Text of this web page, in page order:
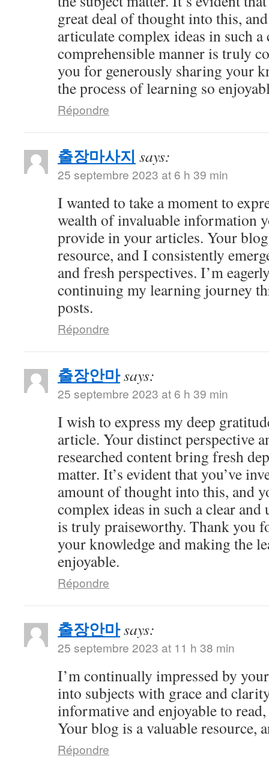
great deal of thought into this,
articulate complex ideas in such a
comprehensible manner is truly
you for generously sharing your
the process of learning so
Répondre
출장마사지 says:
25 septembre 2023 at 6 h 39 min
I wanted to take a moment to
wealth of invaluable information
provide in your articles. Your
resource, and I consistently
and fresh perspectives. I’m
continuing my learning journey
posts.
Répondre
출장안마says:
25 septembre 2023 at 6 h 39 min
I wish to express my deep
article. Your distinct perspective
researched content bring fresh
matter. It’s evident that you’ve
amount of thought into this, and
complex ideas in such a clear and
is truly praiseworthy. Thank you
your knowledge and making the
enjoyable.
Répondre
출장안마says:
25 septembre 2023 at 11 h 38 min
I’m continually impressed by
into subjects with grace and
informative and enjoyable to
Your blog is a valuable resource,
Répondre